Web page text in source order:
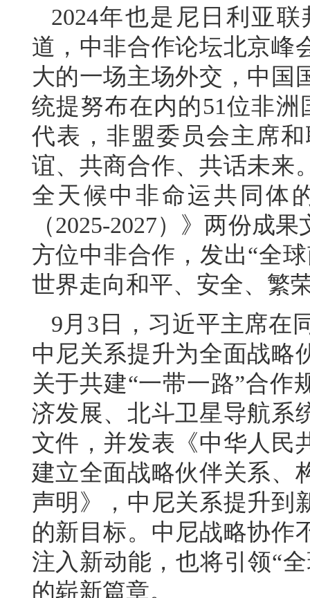
2024年也是尼日利亚
道，中非合作论坛北京峰
大的一场主场外交，中国
统提努布在内的51位非
代表，非盟委员会主席
谊、共商合作、共话未来
全天候中非命运共同体
（2025-2027）》两份成
方位中非合作，发出“全
世界走向和平、安全、繁
9月3日，习近平主席在
中尼关系提升为全面战略
关于共建“一带一路”合作
济发展、北斗卫星导航系
文件，并发表《中华人民
建立全面战略伙伴关系、
声明》，中尼关系提升到
的新目标。中尼战略协作
注入新动能，也将引领“
的崭新篇章。